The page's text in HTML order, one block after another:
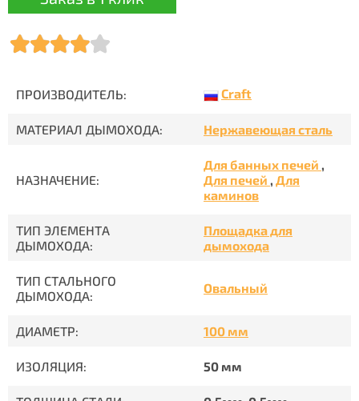
ПРОИЗВОДИТЕЛЬ: Craft
МАТЕРИАЛ ДЫМОХОДА: Нержавеющая сталь
НАЗНАЧЕНИЕ:
Для банных печей ,
Для печей , Для
каминов
ТИП ЭЛЕМЕНТА
ДЫМОХОДА:
Площадка для
дымохода
ТИП СТАЛЬНОГО
ДЫМОХОДА:
Овальный
ДИАМЕТР: 100 мм
ИЗОЛЯЦИЯ: 50 мм